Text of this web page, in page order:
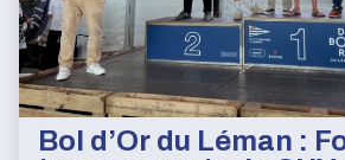
Bol d’Or du Léman :